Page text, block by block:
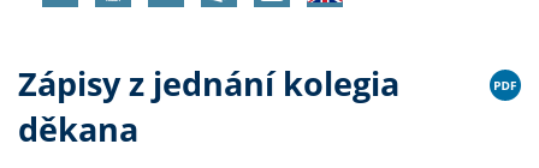
Zápisy z jednání kolegia
děkana